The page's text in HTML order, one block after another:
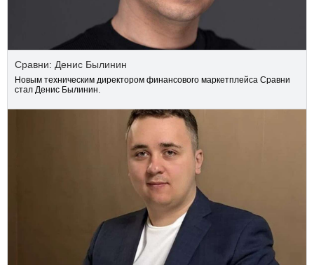
Сравни: Денис Былинин
Новым техническим директором финансового маркетплейса Сравни
стал Денис Былинин.